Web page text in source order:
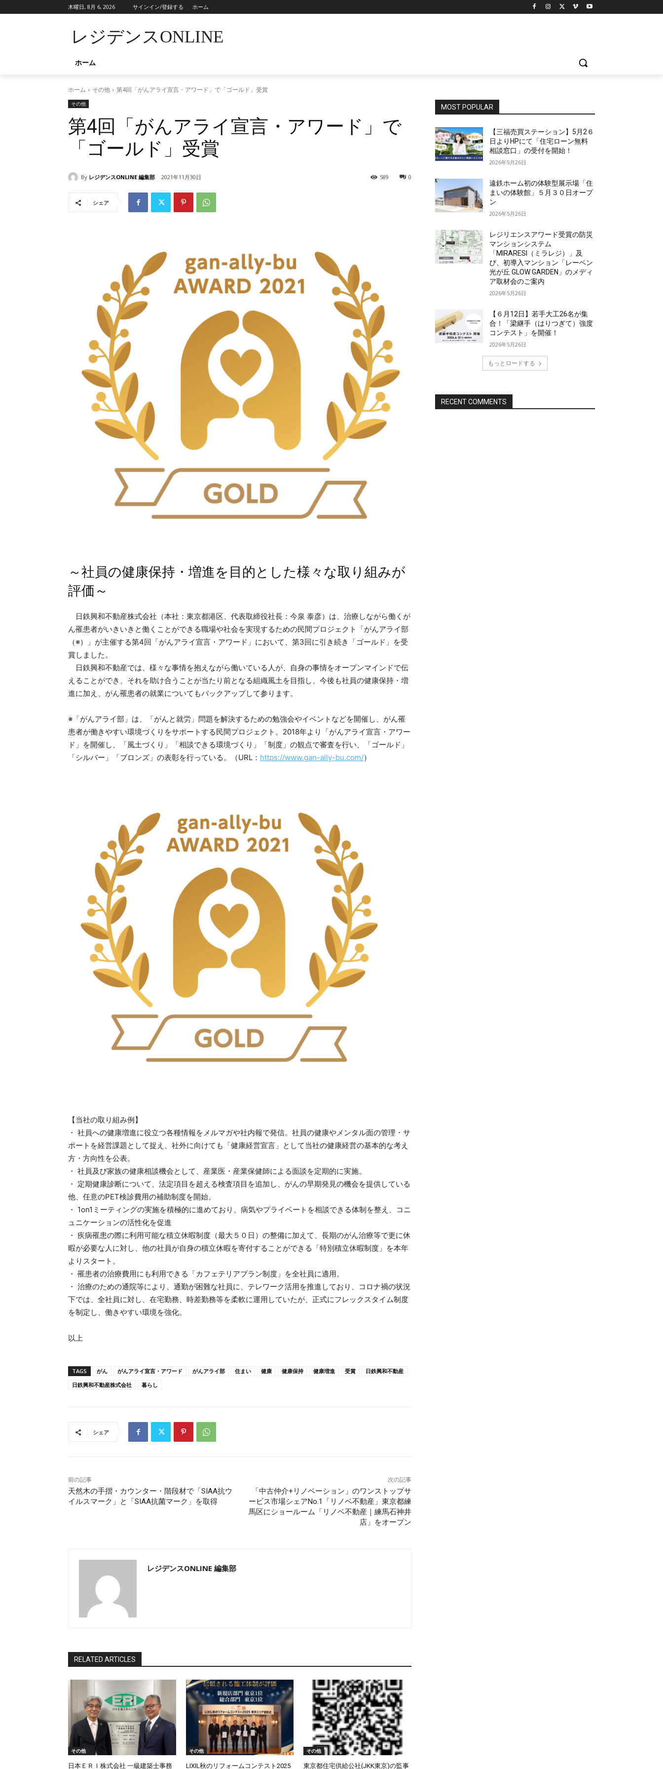
木曜日, 8月 6, 2026 サインイン/登録する ホーム
レジデンスONLINE
ホーム
ホーム その他 第4回「がんアライ宣言・アワード」で「ゴールド」受賞
その他
第4回「がんアライ宣言・アワード」で
「ゴールド」受賞
By レジデンスONLINE 編集部 2021年11月30日 0
589
シェア
～社員の健康保持・増進を目的とした様々な取り組みが
評価～
日鉄興和不動産株式会社（本社：東京都港区、代表取締役社長：今泉 泰彦）は、治療しながら働くが
ん罹患者がいきいきと働くことができる職場や社会を実現するための民間プロジェクト「がんアライ部
（※）」が主催する第4回「がんアライ宣言・アワード」において、第3回に引き続き「ゴールド」を受
賞しました。
日鉄興和不動産では、様々な事情を抱えながら働いている人が、自身の事情をオープンマインドで伝
えることができ、それを助け合うことが当たり前となる組織風土を目指し、今後も社員の健康保持・増
進に加え、がん罹患者の就業についてもバックアップして参ります。
※「がんアライ部」は、「がんと就労」問題を解決するための勉強会やイベントなどを開催し、がん罹
患者が働きやすい環境づくりをサポートする民間プロジェクト。2018年より「がんアライ宣言・アワー
ド」を開催し、「風土づくり」「相談できる環境づくり」「制度」の観点で審査を行い、「ゴールド」
「シルバー」「ブロンズ」の表彰を行っている。（URL： https://www.gan-ally-bu.com/）
【当社の取り組み例】
・ 社員への健康増進に役立つ各種情報をメルマガや社内報で発信。社員の健康やメンタル面の管理・サ
ポートを経営課題として捉え、社外に向けても「健康経営宣言」として当社の健康経営の基本的な考え
方・方向性を公表。
・ 社員及び家族の健康相談機会として、産業医・産業保健師による面談を定期的に実施。
・ 定期健康診断について、法定項目を超える検査項目を追加し、がんの早期発見の機会を提供している
他、任意のPET検診費用の補助制度を開始。
・ 1on1ミーティングの実施を積極的に進めており、病気やプライベートを相談できる体制を整え、コニ
ュニケーションの活性化を促進
・ 疾病罹患の際に利用可能な積立休暇制度（最大５０日）の整備に加えて、長期のがん治療等で更に休
暇が必要な人に対し、他の社員が自身の積立休暇を寄付することができる「特別積立休暇制度」を本年
よりスタート。
・ 罹患者の治療費用にも利用できる「カフェテリアプラン制度」を全社員に適用。
・ 治療のための通院等により、通勤が困難な社員に、テレワーク活用を推進しており、コロナ禍の状況
下では、全社員に対し、在宅勤務、時差勤務等を柔軟に運用していたが、正式にフレックスタイム制度
を制定し、働きやすい環境を強化。
以上
TAGS がん がんアライ宣言・アワード がんアライ部 住まい 健康 健康保持 健康増進 受賞
日鉄興和不動産
日鉄興和不動産株式会社
暮らし
シェア
前の記事
天然木の手摺・カウンター・階段材で「SIAA抗ウ
イルスマーク」と「SIAA抗菌マーク」を取得
次の記事
「中古仲介+リノベーション」のワンストップサ
ービス市場シェアNo.1「リノベ不動産」東京都練
馬区にショールーム「リノベ不動産｜練馬石神井
店」をオープン
レジデンスONLINE 編集部
RELATED ARTICLES
その他
日本ＥＲＩ株式会社 一級建築士事務
その他
LIXIL秋のリフォームコンテスト2025
その他
東京都住宅供給公社(JKK東京)の監事
MOST POPULAR
【三福売買ステーション】5月2６
日よりHPにて「住宅ローン無料
相談窓口」の受付を開始！
2026年5月26日
遠鉄ホーム初の体験型展示場「住
まいの体験館」５月３０日オープ
ン
2026年5月26日
レジリエンスアワード受賞の防災
マンションシステム
「MIRARESI（ミラレジ）」及
び、初導入マンション「レーベン
光が丘 GLOW GARDEN」のメディ
ア取材会のご案内
2026年5月26日
【６月12日】若手大工26名が集
合！「梁継手（はりつぎて）強度
コンテスト」を開催！
2026年5月26日
もっとロードする
RECENT COMMENTS